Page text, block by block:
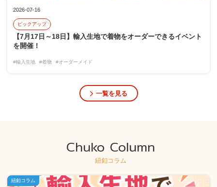
2026-07-16
ピックアップ
【7月17日～18日】輸入生地で着物をオーダーできるイベント
を開催！
#輸入生地 #着物 #オーダーメイド
一覧を見る
Chuko Column
紐釦コラム
紐釦コラム